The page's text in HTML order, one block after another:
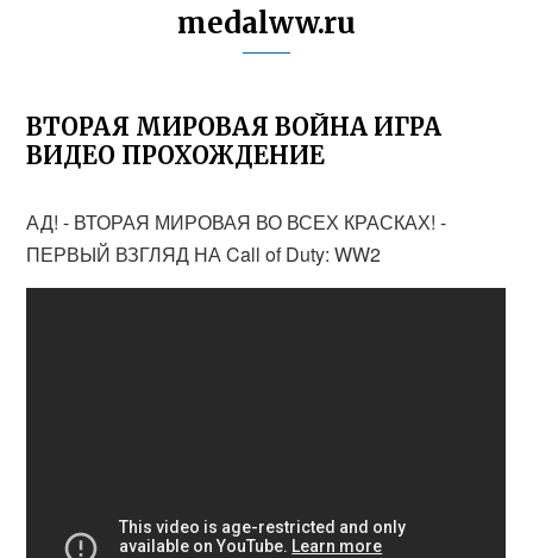
medalww.ru
ВТОРАЯ МИРОВАЯ ВОЙНА ИГРА
ВИДЕО ПРОХОЖДЕНИЕ
АД! - ВТОРАЯ МИРОВАЯ ВО ВСЕХ КРАСКАХ! -
ПЕРВЫЙ ВЗГЛЯД НА Call of Duty: WW2